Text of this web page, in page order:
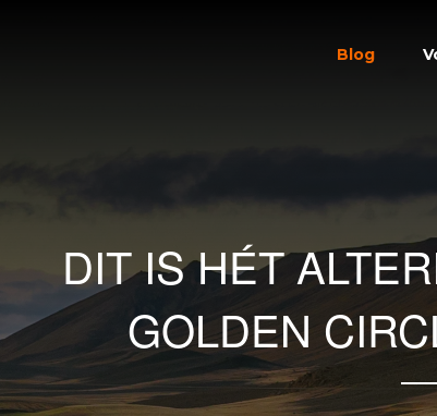
Blog
DIT IS HÉT
GOLDEN